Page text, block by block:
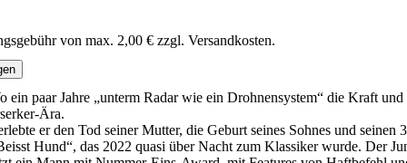
von max. 2,00 € zzgl. Versandkosten.
paar Jahre „unterm Radar wie ein Drohnensystem“ die Kraft
Ära.
er den Tod seiner Mutter, die Geburt seines Sohnes und seinen
Hund“, das 2022 quasi über Nacht zum Klassiker wurde. Der